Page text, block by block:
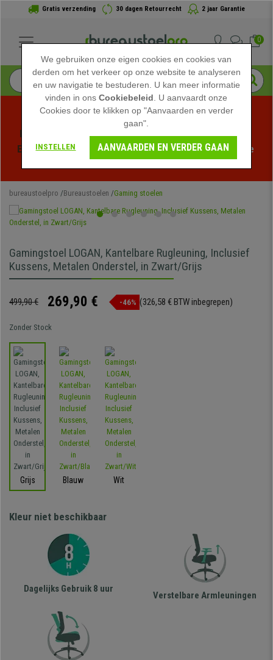
Gratis verzending 30 dagen Retourrecht 2 jaar Garantie
0
Profiteer van de Zomeruitverkoop bij bureaustoelpro!
Exclusieve kortingen voor een beperkte tijd - Bekijk de
bureaustoelpro Bureaustoelen Gaming stoelen
Gamingstoel LOGAN, Kantelbare Rugleuning, Inclusief
Kussens, Metalen Onderstel, in Zwart/Grijs
499,90 € 269,90 € -46% (326,58 € BTW inbegrepen)
Zonder Stock
Grijs Blauw Wit
Kleur niet beschikbaar
Dagelijks Gebruik 8 uur
Verstelbare Armleuningen
We gebruiken onze eigen cookies en cookies van
derden om het verkeer op onze website te analyseren
en uw navigatie te bestuderen. U kan meer informatie
vinden in onsCookiebeleid . U aanvaardt onze
Cookies door te klikken op "Aanvaarden en verder
gaan".
INSTELLEN AANVAARDEN EN VERDER GAAN